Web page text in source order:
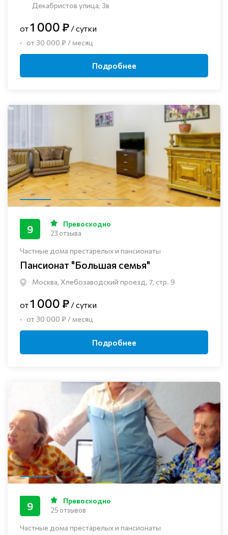
Декабристов улица, 3в
от1 000 ₽ / сутки
от 30 000 ₽ / месяц
Подробнее
Частные дома престарелых и пансионаты
Пансионат "Большая семья"
Москва, Хлебозаводский проезд, 7, стр. 9
9 Превосходно
23 отзыва
от1 000 ₽ / сутки
от 30 000 ₽ / месяц
Подробнее
Частные дома престарелых и пансионаты
9 Превосходно
25 отзывов